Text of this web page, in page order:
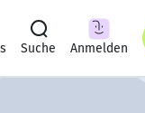
Suche Anmelden